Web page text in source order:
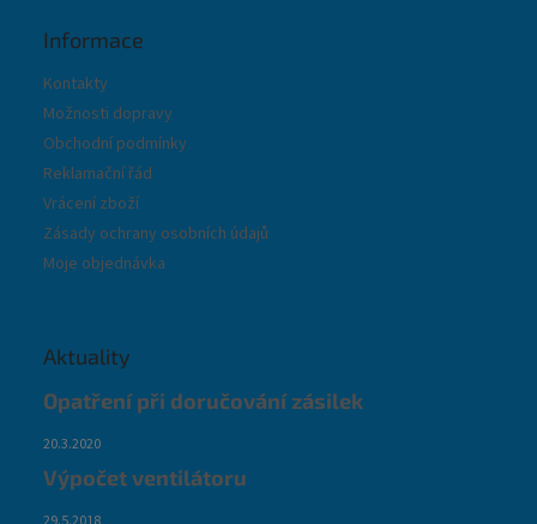
Informace
Kontakty
Možnosti dopravy
Obchodní podmínky
Reklamační řád
Vrácení zboží
Zásady ochrany osobních údajů
Moje objednávka
Aktuality
Opatření při doručování zásilek
20.3.2020
Výpočet ventilátoru